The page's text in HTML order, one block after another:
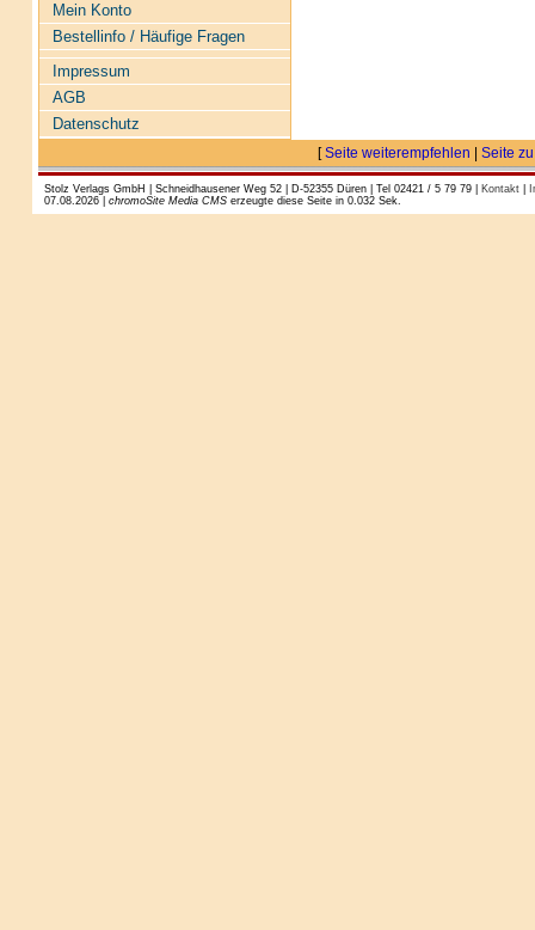
Mein Konto
Bestellinfo / Häufige Fragen
Impressum
AGB
Datenschutz
[Seite weiterempfehlen Seite
Stolz Verlags GmbH | Schneidhausener Weg 52 | D-52355 Düren | Tel 02421 / 5 79 79 | Kontakt|
07.08.2026 | chromoSite Media CMSerzeugte diese Seite in 0.032 Sek.